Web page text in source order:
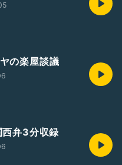
の楽屋談議
西弁3分収録